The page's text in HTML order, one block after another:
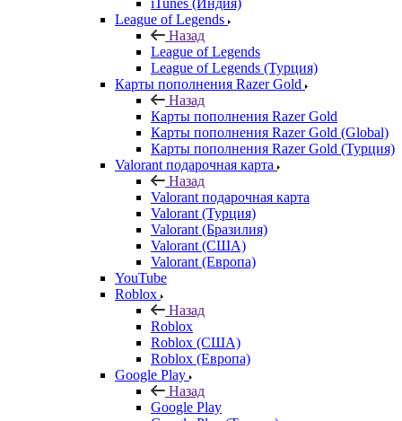
iTunes (Индия)
League of Legends
Назад
League of Legends
League of Legends (Турция)
Карты пополнения Razer Gold
Назад
Карты пополнения Razer Gold
Карты пополнения Razer Gold (Global)
Карты пополнения Razer Gold (Турция)
Valorant подарочная карта
Назад
Valorant подарочная карта
Valorant (Турция)
Valorant (Бразилия)
Valorant (США)
Valorant (Европа)
YouTube
Roblox
Назад
Roblox
Roblox (США)
Roblox (Европа)
Google Play
Назад
Google Play